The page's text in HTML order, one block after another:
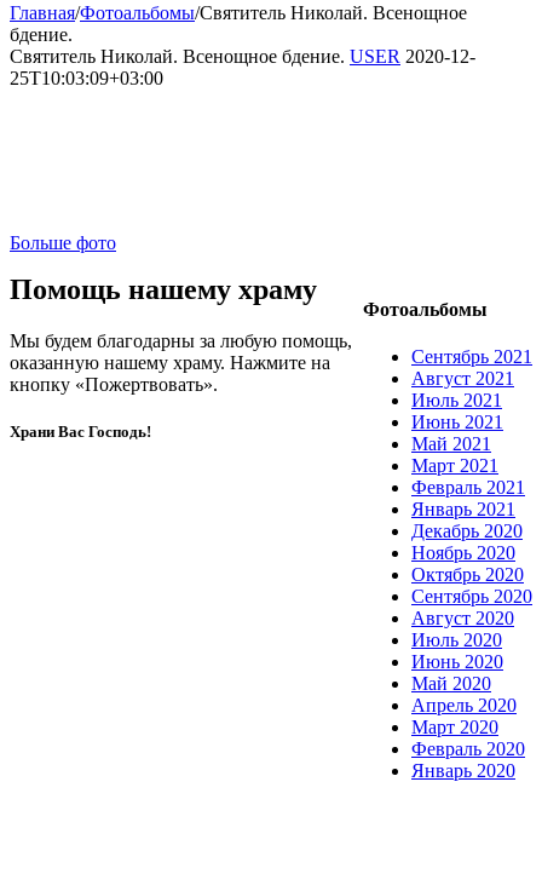
Главная/Фотоальбомы/Святитель Николай. Всенощное
бдение.
Святитель Николай. Всенощное бдение. USER 2020-12-
25T10:03:09+03:00
Больше фото
Фотоальбомы
Сентябрь 2021
Август 2021
Июль 2021
Июнь 2021
Май 2021
Март 2021
Февраль 2021
Январь 2021
Декабрь 2020
Ноябрь 2020
Октябрь 2020
Сентябрь 2020
Август 2020
Июль 2020
Июнь 2020
Май 2020
Апрель 2020
Март 2020
Февраль 2020
Январь 2020
Помощь нашему храму
Мы будем благодарны за любую помощь,
оказанную нашему храму. Нажмите на
кнопку «Пожертвовать».
Храни Вас Господь!